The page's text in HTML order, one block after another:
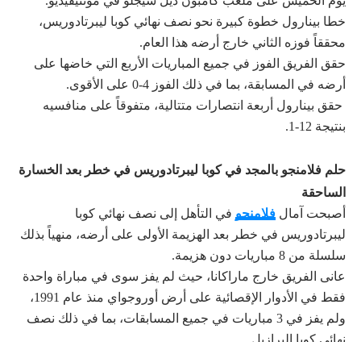
خطا بينارول خطوة كبيرة نحو نصف نهائي كوبا ليبرتادوريس،
محققاً فوزه الثاني خارج أرضه هذا العام.
حقق الفريق الفوز في جميع المباريات الأربع التي خاضها على
أرضه في المسابقة، بما في ذلك الفوز 4-0 على الأقوى.
حقق بينارول أربعة انتصارات متتالية، متفوقاً على منافسيه
بنتيجة 12-1.
حلم فلامنجو بالمجد في كوبا ليبرتادوريس في خطر بعد الخسارة
الساحقة
أصبحت آمال فلامنجو في التأهل إلى نصف نهائي كوبا
ليبرتادوريس في خطر بعد الهزيمة الأولى على أرضه، منهياً بذلك
سلسلة من 8 مباريات دون هزيمة.
عانى الفريق خارج ماراكانا، حيث لم يفز سوى في مباراة واحدة
فقط في الأدوار الإقصائية على أرض أوروجواي منذ عام 1991،
ولم يفز في 3 مباريات في جميع المسابقات، بما في ذلك نصف
نهائي كوبا البرازيل.